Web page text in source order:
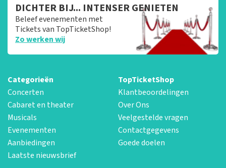
DICHTER BIJ... INTENSER GENIETEN
Beleef evenementen met
Tickets van TopTicketShop!
Zo werken wij
Categorieën
Concerten
Cabaret en theater
Musicals
Evenementen
Aanbiedingen
Laatste nieuwsbrief
TopTicketShop
Klantbeoordelingen
Over Ons
Veelgestelde vragen
Contactgegevens
Goede doelen